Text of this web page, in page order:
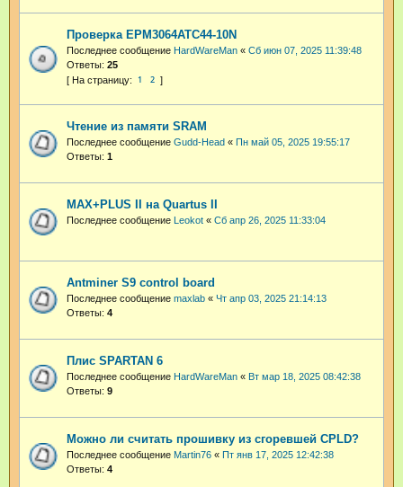
Проверка EPM3064ATC44-10N
Последнее сообщение HardWareMan « Сб июн 07, 2025 11:39:48
Ответы: 25
1 2
Чтение из памяти SRAM
Последнее сообщение Gudd-Head « Пн май 05, 2025 19:55:17
Ответы: 1
MAX+PLUS II на Quartus II
Последнее сообщение Leokot « Сб апр 26, 2025 11:33:04
Antminer S9 control board
Последнее сообщение maxlab « Чт апр 03, 2025 21:14:13
Ответы: 4
Плис SPARTAN 6
Последнее сообщение HardWareMan « Вт мар 18, 2025 08:42:38
Ответы: 9
Можно ли считать прошивку из сгоревшей CPLD?
Последнее сообщение Martin76 « Пт янв 17, 2025 12:42:38
Ответы: 4